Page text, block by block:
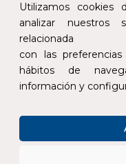
Utilizamos cookies
analizar nuestros
relacionada
con las
hábitos de
información y
Devoluciones